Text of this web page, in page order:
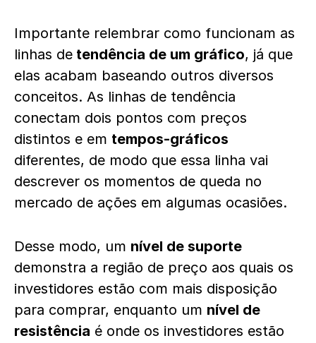
Importante relembrar como funcionam as
linhas de tendência de um gráfico, já que
elas acabam baseando outros diversos
conceitos. As linhas de tendência
conectam dois pontos com preços
distintos e em tempos-gráficos
diferentes, de modo que essa linha vai
descrever os momentos de queda no
mercado de ações em algumas ocasiões.
Desse modo, um nível de suporte
demonstra a região de preço aos quais os
investidores estão com mais disposição
para comprar, enquanto um nível de
resistência é onde os investidores estão